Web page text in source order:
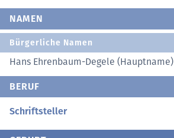
NAMEN
Bürgerliche Namen
Hans Ehrenbaum-Degele (Hauptname)
BERUF
Schriftsteller